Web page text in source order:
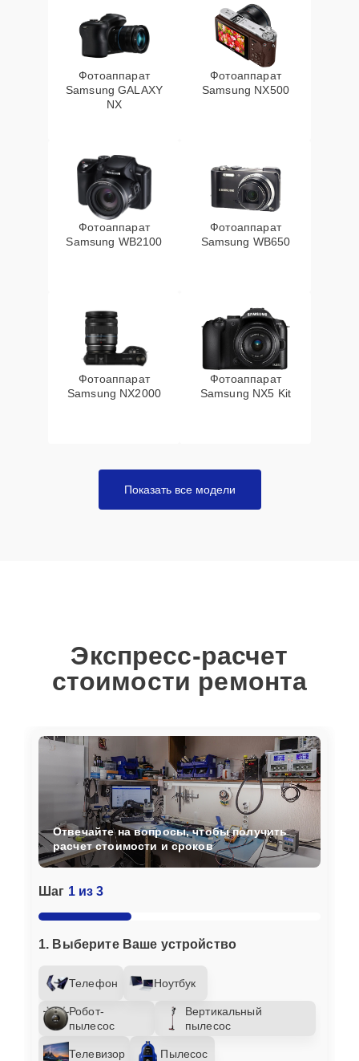
Фотоаппарат
Samsung GALAXY
NX
Фотоаппарат
Samsung NX500
Фотоаппарат
Samsung WB2100
Фотоаппарат
Samsung WB650
Фотоаппарат
Samsung NX2000
Фотоаппарат
Samsung NX5 Kit
Показать все модели
Экспресс-расчет
стоимости ремонта
Шаг 1 из 3
1. Выберите Ваше устройство
Телефон Ноутбук
Робот-
пылесос
Вертикальный
пылесос
Телевизор
Пылесос
Отвечайте на вопросы, чтобы получить
расчет стоимости и сроков